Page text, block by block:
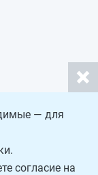
— для
согласие на